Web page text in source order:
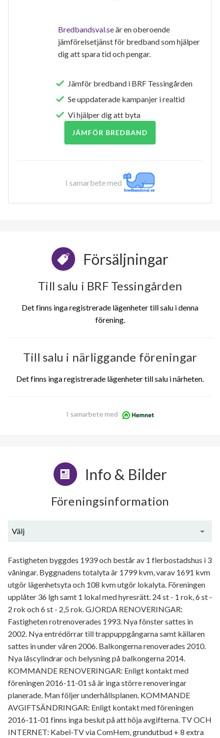
Bredbandsval.seär en oberoende
jämförelsetjänst för bredband som hjälper
dig att spara tid och pengar.
Jämför bredband i BRF Tessingården
Se uppdaterade kampanjer i realtid
Vi hjälper dig att byta
JÄMFÖR BREDBAND
I samarbete med
Försäljningar
Till salu i BRF Tessingården
Det finns inga registrerade lägenheter till salu i denna
förening.
Till salu i närliggande föreningar
Det finns inga registrerade lägenheter till salu i närheten.
I samarbete med
Info & Bilder
Föreningsinformation
Välj
Fastigheten byggdes 1939 och består av 1 flerbostadshus i 3
våningar. Byggnadens totalyta är 1799 kvm, varav 1691 kvm
utgör lägenhetsyta och 108 kvm utgör lokalyta. Föreningen
upplåter 36 lgh samt 1 lokal med hyresrätt. 24 st - 1 rok, 6 st -
2 rok och 6 st - 2,5 rok. GJORDA RENOVERINGAR:
Fastigheten rotrenoverades 1993. Nya fönster sattes in
2002. Nya entrédörrar till trappuppgångarna samt källaren
sattes in under våren 2006. Balkongerna renoverades 2010.
Nya låscylindrar och belysning på balkongerna 2014.
KOMMANDE RENOVERINGAR: Enligt kontakt med
föreningen 2016-11-01 så är inga större renoveringar
planerade. Man följer underhållsplanen. KOMMANDE
AVGIFTSÄNDRINGAR: Enligt kontakt med föreningen
2016-11-01 finns inga beslut på att höja avgifterna. TV OCH
INTERNET: Kabel-TV via ComHem, grundutbud + 8 extra